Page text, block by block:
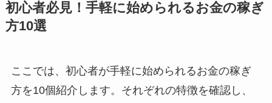
初心者必見！手軽に始められるお金の稼ぎ
方10選
ここでは、初心者が手軽に始められるお金の稼ぎ
方を10個紹介します。それぞれの特徴を確認し、